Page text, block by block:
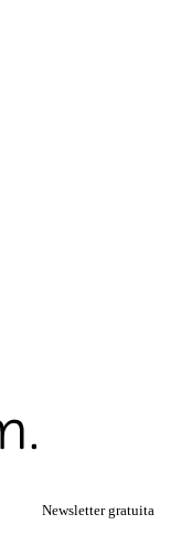
Newsletter gratuita